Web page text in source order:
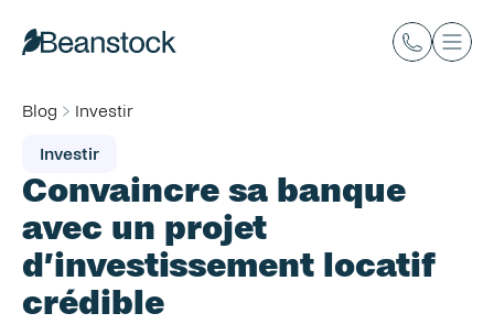
Blog Investir
Investir
Convaincre sa banque
avec un projet
d’investissement locatif
crédible